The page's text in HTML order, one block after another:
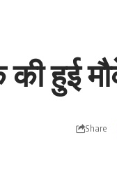
हुई
Share